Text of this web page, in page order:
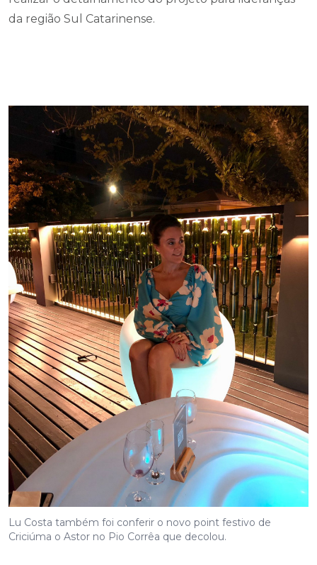
Lu Costa também foi conferir o novo point festivo de
Criciúma o Astor no Pio Corrêa que decolou.
UMdomingo dos mais festivos em Criciúma. Na parte